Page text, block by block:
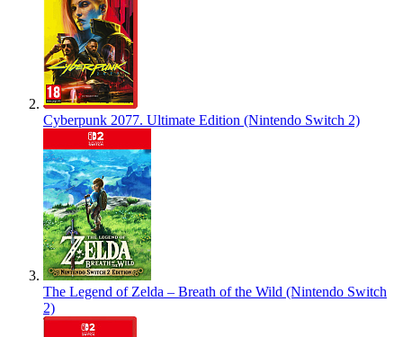
Cyberpunk 2077. Ultimate Edition (Nintendo Switch 2)
The Legend of Zelda – Breath of the Wild (Nintendo Switch
2)